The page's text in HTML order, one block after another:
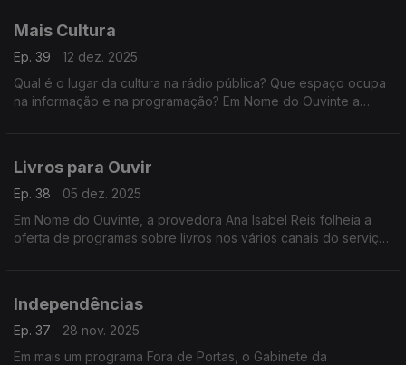
Mais Cultura
Ep. 39
12 dez. 2025
Qual é o lugar da cultura na rádio pública? Que espaço ocupa
na informação e na programação? Em Nome do Ouvinte a
Livros para Ouvir
Ep. 38
05 dez. 2025
Em Nome do Ouvinte, a provedora Ana Isabel Reis folheia a
oferta de programas sobre livros nos vários canais do serviço
Independências
Ep. 37
28 nov. 2025
Em mais um programa Fora de Portas, o Gabinete da